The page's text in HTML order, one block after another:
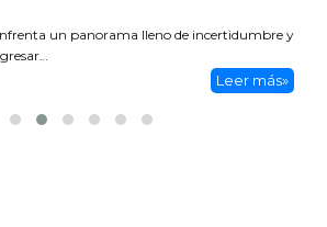
un panorama lleno de incertidumbre y
Leer más»